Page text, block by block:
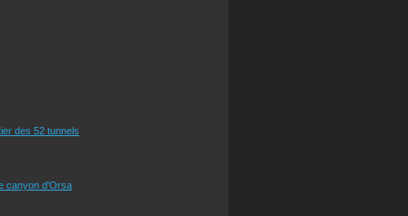
des 52 tunnels
canyon d'Orsa